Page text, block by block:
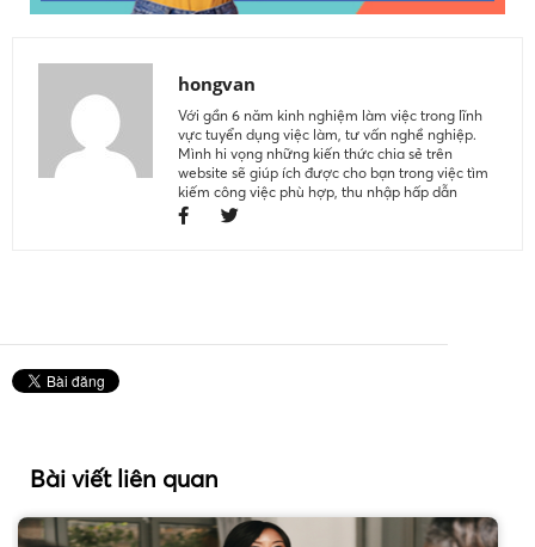
hongvan
Với gần 6 năm kinh nghiệm làm việc trong lĩnh
vực tuyển dụng việc làm, tư vấn nghề nghiệp.
Mình hi vọng những kiến thức chia sẻ trên
website sẽ giúp ích được cho bạn trong việc tìm
kiếm công việc phù hợp, thu nhập hấp dẫn
Bài viết liên quan